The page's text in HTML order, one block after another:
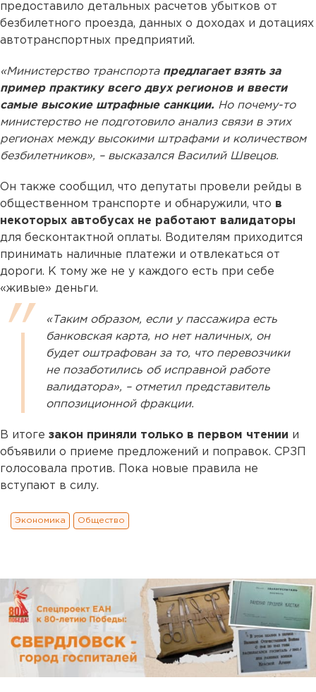
предоставило детальных расчетов убытков от
безбилетного проезда, данных о доходах и дотациях
автотранспортных предприятий.
«Министерство транспорта предлагает взять за
пример практику всего двух регионов и ввести
самые высокие штрафные санкции. Но почему-то
министерство не подготовило анализ связи в этих
регионах между высокими штрафами и количеством
безбилетников», – высказался Василий Швецов.
Он также сообщил, что депутаты провели рейды в
общественном транспорте и обнаружили, что в
некоторых автобусах не работают валидаторы
для бесконтактной оплаты. Водителям приходится
принимать наличные платежи и отвлекаться от
дороги. К тому же не у каждого есть при себе
«живые» деньги.
«Таким образом, если у пассажира есть
банковская карта, но нет наличных, он
будет оштрафован за то, что перевозчики
не позаботились об исправной работе
валидатора», – отметил представитель
оппозиционной фракции.
В итоге закон приняли только в первом чтении и
объявили о приеме предложений и поправок. СРЗП
голосовала против. Пока новые правила не
вступают в силу.
Экономика Общество